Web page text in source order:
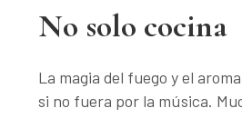
No solo cocina
La magia del fuego y el
si no fuera por la música.